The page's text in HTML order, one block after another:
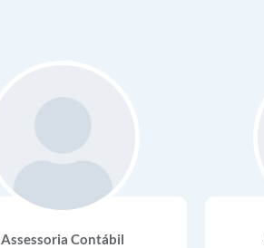
Assessoria Contábil